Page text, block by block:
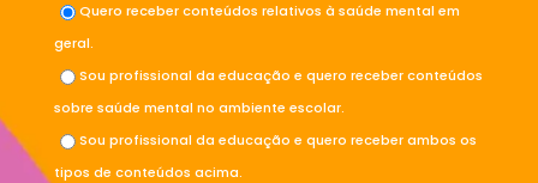
Quero receber conteúdos relativos à saúde mental em
geral.
Sou profissional da educação e quero receber conteúdos
sobre saúde mental no ambiente escolar.
Sou profissional da educação e quero receber ambos os
tipos de conteúdos acima.